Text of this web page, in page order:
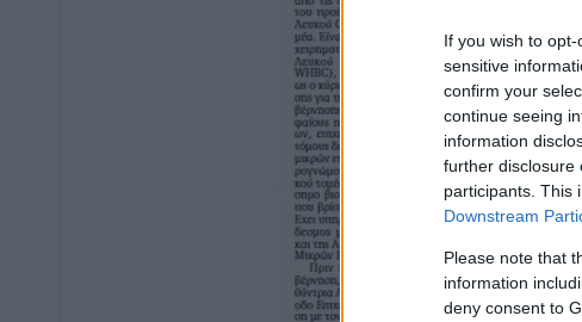
If you wish to
sensitive
confirm your
continue seeing
information
further disclosure
participants. This
Downstream
Please note that
information
deny consent to